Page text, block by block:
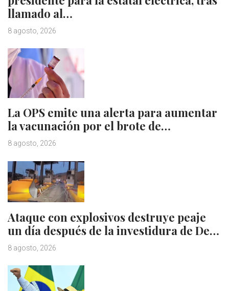
llamado al…
8 agosto, 2026
La OPS emite una alerta para aumentar
la vacunación por el brote de…
8 agosto, 2026
Ataque con explosivos destruye peaje
un día después de la investidura de De…
8 agosto, 2026